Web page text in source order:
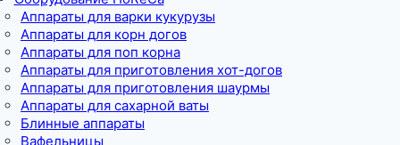
Аппараты для варки кукурузы
Аппараты для корн догов
Аппараты для поп корна
Аппараты для приготовления хот-догов
Аппараты для приготовления шаурмы
Аппараты для сахарной ваты
Блинные аппараты
Вафельницы